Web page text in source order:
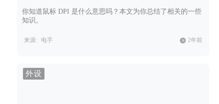
你知道鼠标 DPI 是什么意思吗？本文为你总结了相关的一些
知识。
来源: 电手 2年前
外设